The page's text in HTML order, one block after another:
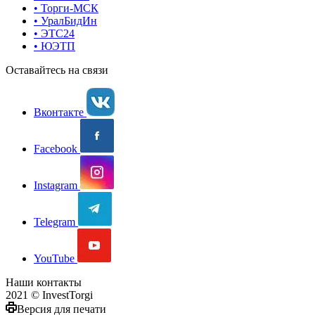
• Торги-МСК
• УралБидИн
• ЭТС24
• ЮЭТП
Оставайтесь на связи
Вконтакте
Facebook
Instagram
Telegram
YouTube
Наши контакты
2021 © InvestTorgi
Версия для печати